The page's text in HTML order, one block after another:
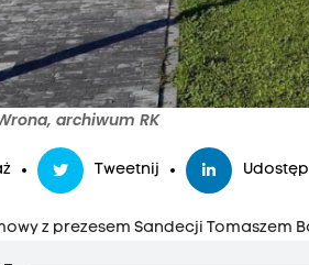
archiwum RK
Tweetnij
z prezesem Sandecji Tomaszem